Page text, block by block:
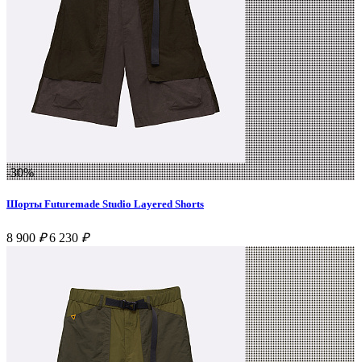
-30%
Шорты Futuremade Studio Layered Shorts
8 900 ₽ 6 230 ₽